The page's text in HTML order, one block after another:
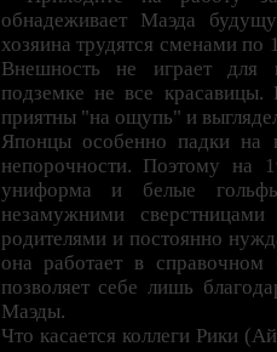
обнадеживает Маэда
хозяина трудятся сменами по
Внешность не играет
подземке не все
приятны "на ощупь" и
Японцы особенно падки на
непорочности. Поэтому на
униформа и белые
незамужними
родителями и постоянно
она работает в
позволяет себе лишь
Маэды.
Что касается коллеги Рики